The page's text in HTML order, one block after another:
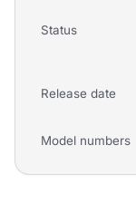
Status
Release date
Model numbers